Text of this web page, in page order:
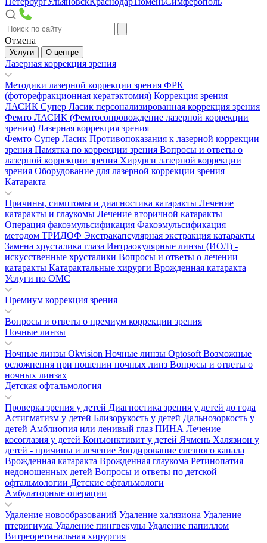
Отмена
Услуги О центре
Лазерная коррекция зрения
Методики лазерной коррекции зрения ФРК
(фоторефракционная кератэктомия) Коррекция зрения
ЛАСИК Супер Ласик персонализированная коррекция зрения
Фемто ЛАСИК (Фемтосопровождение лазерной коррекции
зрения) Лазерная коррекция зрения
Фемто Супер Ласик Противопоказания к лазерной коррекции
зрения Памятка по коррекции зрения Вопросы и ответы о
лазерной коррекции зрения Хирурги лазерной коррекции
зрения Оборудование для лазерной коррекции зрения
Катаракта
Причины, симптомы и диагностика катаракты Лечение
катаракты и глаукомы Лечение вторичной катаракты
Операция факоэмульсификация Факоэмульсификация
методом ТРИДОФ Экстракапсулярная экстракция катаракты
Замена хрусталика глаза Интраокулярные линзы (ИОЛ) -
искусственные хрусталики Вопросы и ответы о лечении
катаракты Катарактальные хирурги Врожденная катаракта
Услуги по ОМС
Премиум коррекция зрения
Вопросы и ответы о премиум коррекции зрения
Ночные линзы
Ночные линзы Okvision Ночные линзы Optosoft Возможные
осложнения при ношении ночных линз Вопросы и ответы о
ночных линзах
Детская офтальмология
Проверка зрения у детей Диагностика зрения у детей до года
Астигматизм у детей Близорукость у детей Дальнозоркость у
детей Амблиопия или ленивый глаз ПИНА Лечение
косоглазия у детей Конъюнктивит у детей Ячмень Халязион у
детей - причины и лечение Зондирование слезного канала
Врожденная катаракта Врожденная глаукома Ретинопатия
недоношенных детей Вопросы и ответы по детской
офтальмологии Детские офтальмологи
Амбулаторные операции
Удаление новообразований Удаление халязиона Удаление
птеригиума Удаление пингвекулы Удаление папиллом
Витреоретинальная хирургия